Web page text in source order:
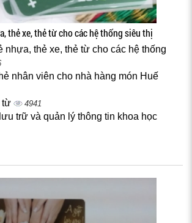
thẻ xe, thẻ từ cho các hệ thống siêu thị
nhựa, thẻ xe, thẻ từ cho các hệ thống
nhân viên cho nhà hàng món Huế
từ 4941
trữ và quản lý thông tin khoa học